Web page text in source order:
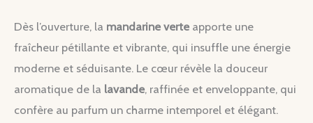
Dès l’ouverture, la mandarine verte apporte une
fraîcheur pétillante et vibrante, qui insuffle une énergie
moderne et séduisante. Le cœur révèle la douceur
aromatique de la lavande, raffinée et enveloppante, qui
confère au parfum un charme intemporel et élégant.